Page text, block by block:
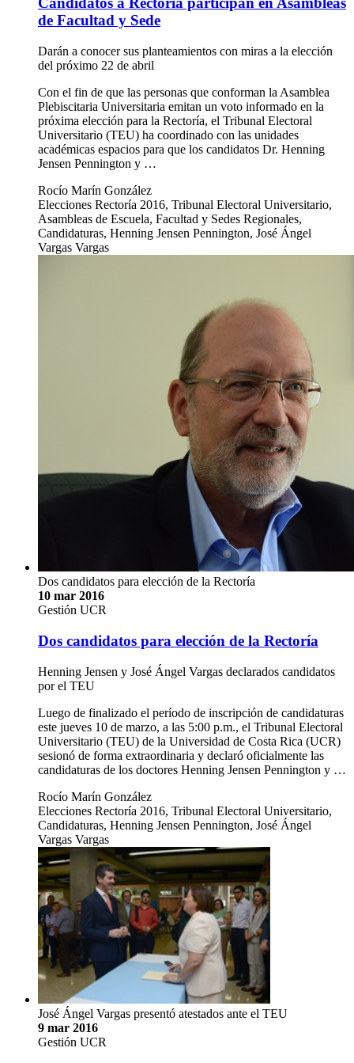
de Facultad y Sede
Darán a conocer sus planteamientos con miras a la elección
del próximo 22 de abril
Con el fin de que las personas que conforman la Asamblea
Plebiscitaria Universitaria emitan un voto informado en la
próxima elección para la Rectoría, el Tribunal Electoral
Universitario (TEU) ha coordinado con las unidades
académicas espacios para que los candidatos Dr. Henning
Jensen Pennington y …
Rocío Marín González
Elecciones Rectoría 2016, Tribunal Electoral Universitario,
Asambleas de Escuela, Facultad y Sedes Regionales,
Candidaturas, Henning Jensen Pennington, José Ángel
Vargas Vargas
Dos candidatos para elección de la Rectoría
10 mar 2016
Gestión UCR
Dos candidatos para elección de la Rectoría
Henning Jensen y José Ángel Vargas declarados candidatos
por el TEU
Luego de finalizado el período de inscripción de candidaturas
este jueves 10 de marzo, a las 5:00 p.m., el Tribunal Electoral
Universitario (TEU) de la Universidad de Costa Rica (UCR)
sesionó de forma extraordinaria y declaró oficialmente las
candidaturas de los doctores Henning Jensen Pennington y …
Rocío Marín González
Elecciones Rectoría 2016, Tribunal Electoral Universitario,
Candidaturas, Henning Jensen Pennington, José Ángel
Vargas Vargas
José Ángel Vargas presentó atestados ante el TEU
9 mar 2016
Gestión UCR